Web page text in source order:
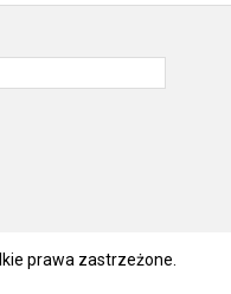
prawa zastrzeżone.